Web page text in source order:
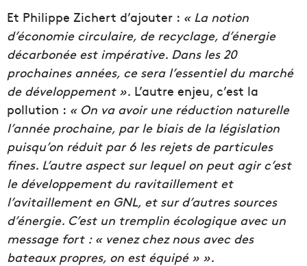
Et Philippe Zichert d’ajouter : « La notion
d’économie circulaire, de recyclage, d’énergie
décarbonée est impérative. Dans les 20
prochaines années, ce sera l’essentiel du marché
de développement ». L’autre enjeu, c’est la
pollution : « On va avoir une réduction naturelle
l’année prochaine, par le biais de la législation
puisqu’on réduit par 6 les rejets de particules
fines. L’autre aspect sur lequel on peut agir c’est
le développement du ravitaillement et
l’avitaillement en GNL, et sur d’autres sources
d’énergie. C’est un tremplin écologique avec un
message fort : « venez chez nous avec des
bateaux propres, on est équipé » ».